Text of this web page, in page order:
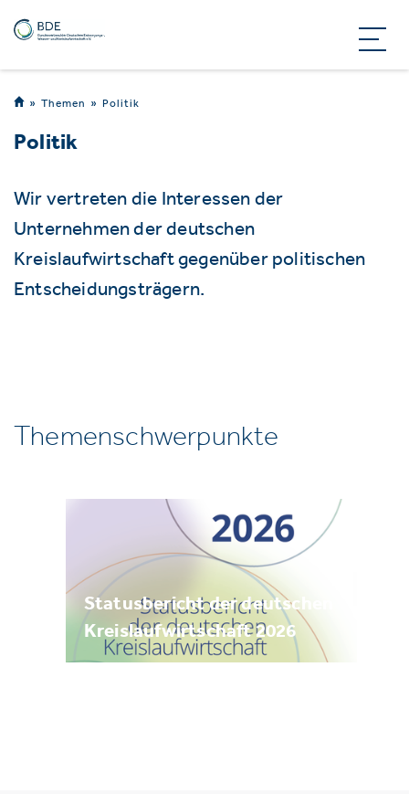
Themen Politik
Politik
Wir vertreten die Interessen der
Unternehmen der deutschen
Kreislaufwirtschaft gegenüber politischen
Entscheidungsträgern.
Themenschwerpunkte
Statusbericht der deutschen
Kreislaufwirtschaft 2026